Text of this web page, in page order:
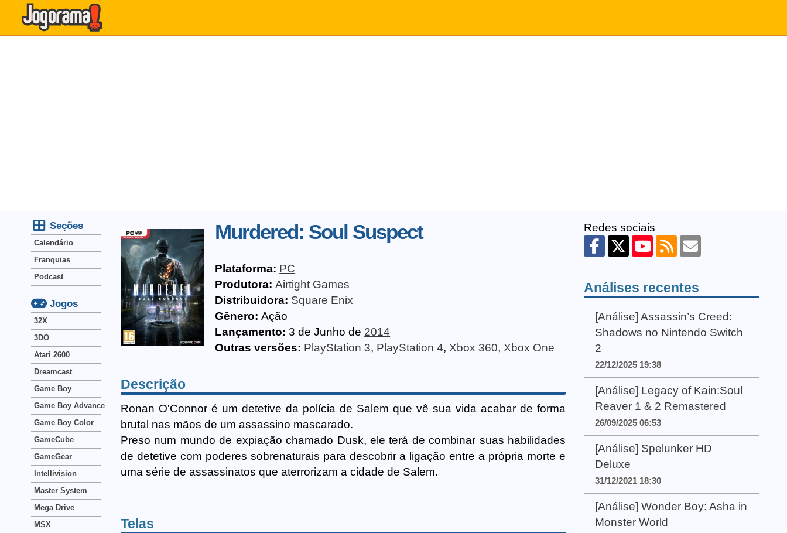
Murdered: Soul Suspect
Plataforma: PC
Produtora: Airtight Games
Distribuidora: Square Enix
Gênero: Ação
Lançamento: 3 de Junho de 2014
Outras versões: PlayStation 3, PlayStation 4, Xbox 360, Xbox One
Descrição
Ronan O'Connor é um detetive da polícia de Salem que vê sua vida acabar de forma
brutal nas mãos de um assassino mascarado.
Preso num mundo de expiação chamado Dusk, ele terá de combinar suas habilidades
de detetive com poderes sobrenaturais para descobrir a ligação entre a própria morte e
uma série de assassinatos que aterrorizam a cidade de Salem.
Telas
Seções
Calendário
Franquias
Podcast
Jogos
32X
3DO
Atari 2600
Dreamcast
Game Boy
Game Boy Advance
Game Boy Color
GameCube
GameGear
Intellivision
Master System
Mega Drive
MSX
Redes sociais
Análises recentes
[Análise] Assassin’s Creed:
Shadows no Nintendo Switch
2
22/12/2025 19:38
[Análise] Legacy of Kain:Soul
Reaver 1 & 2 Remastered
26/09/2025 06:53
[Análise] Spelunker HD
Deluxe
31/12/2021 18:30
[Análise] Wonder Boy: Asha in
Monster World